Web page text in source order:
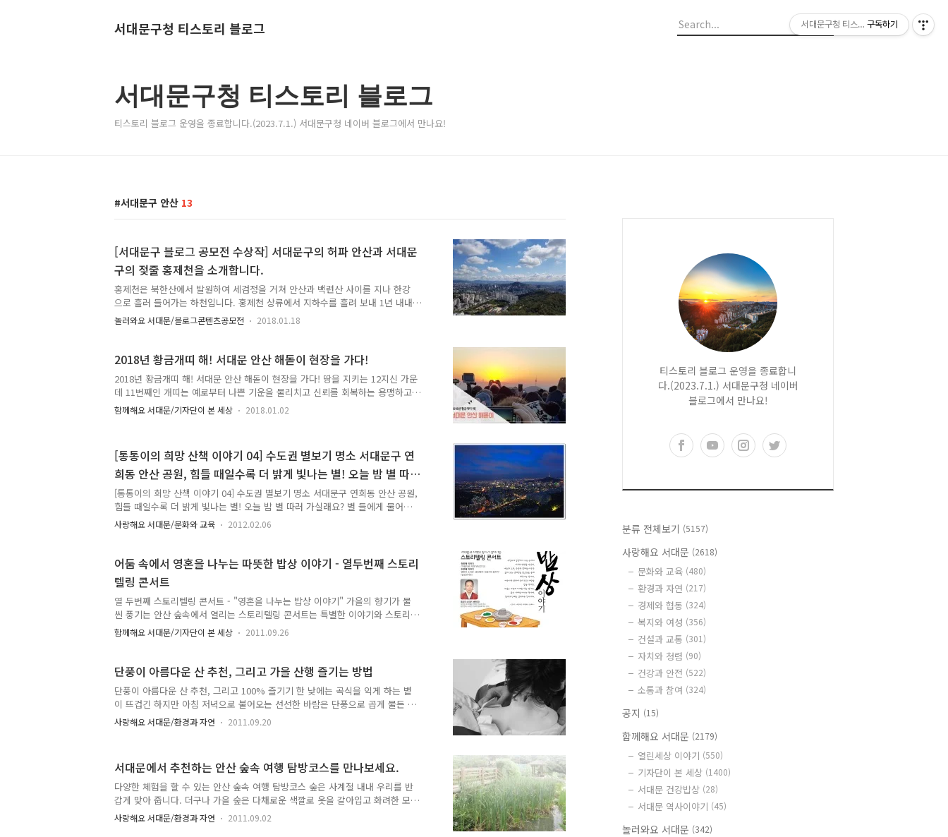
서대문구청 티스토리 블로그
서대문구청 티스토리 블로그
티스토리 블로그 운영을 종료합니다.(2023.7.1.) 서대문구청 네이버 블로그에서 만나요!
서대문구 안산 13
[서대문구 블로그 공모전 수상작] 서대문구의 허파 안산과 서대문
구의 젖줄 홍제천을 소개합니다.
홍제천은 북한산에서 발원하여 세검정을 거쳐 안산과 백련산 사이를 지나 한강
으로 흘러 들어가는 하천입니다. 홍제천 상류에서 지하수를 흘려 보내 1년 내내
맑은 물이 흐로고, 천변에 조성된 수변공원과 운동로는 서울시민들의 휴식과 건
강증진에 많은 기여를 하고 있습니다. 많은 사람들이 휴식하고 즐기는 홍제천 수
천을 따라 한강까지 연결되는 약 5.5km의 수변 운동로는 걷거나 조깅을 하는 보
도와 자전거도로로 구분 조성되어 있어, 사시사철 많은 사람들이 건강증진을 위
해 이용하고 있습니다. 홍제천에는 사시사철 많은 물이 흐르고 있고 오리, 왜가
리, 백로 등의 철새가 먹이활동을 하며 서식지로 삼고 있어 볼거리를 제공하고
있습니다. 뿐만 아니라, ..
놀러와요 서대문/블로그콘텐츠공모전 2018.01.18
2018년 황금개띠 해! 서대문 안산 해돋이 현장을 가다!
2018년 황금개띠 해! 서대문 안산 해돋이 현장을 가다! 땅을 지키는 12지신 가운
데 11번째인 개띠는 예로부터 나쁜 기운을 물리치고 신뢰를 회복하는 용맹하고
충직한 동물이지요. 2018년 올해는 60년 만에 한 번 돌안오는 개띠 해라고 하네
요. 서대문구는 지역 주민과 안산 해맞이 행사를 했는데요. 해를 보러 가는 길에
는 자원봉사자 새벽 5시 반에 나와서 준비를 했다고 하네요. 정말로 고마운 분들
입니다. ▲ 어둠을 밝히는 등불 Tong 지기도 함께 해맞이 볼까요? 추위에도 아
랑곳 없이 무술년(戊戌年) 새해가 솟아오르기만 간절히 기다리고 있었어요. 첫..
함께해요 서대문/기자단이 본 세상 2018.01.02
[통통이의 희망 산책 이야기 04] 수도권 별보기 명소 서대문구 연
희동 안산 공원, 힘들 때일수록 더 밝게 빛나는 별! 오늘 밤 별 따러
가실래요?
[통통이의 희망 산책 이야기 04] 수도권 별보기 명소 서대문구 연희동 안산 공원,
힘들 때일수록 더 밝게 빛나는 별! 오늘 밤 별 따러 가실래요? 별 들에게 물어
봐? 밤하늘을 가득 수놓은 별, 반짝이는 별을 바라보며 연인과 혹은 가족들과 손
을 마주잡고 조그맣게 희망을 속삭이는 그런 밤. 누구의 가슴에나 별에 대한 낭
문에 이제 서울하늘 아래서 반짝이는 별을 보는 건, 그야말로 하늘의 별 따기처
럼 어려운 일이 되었는데요, 그럼에도 불구하고 별에 대한 낭만을 버리지 못한
여러분들의 잠 못 드는 밤을 위해 오늘은 통통이가 수도권 별보기 명소인 서대문
구 연희동 안산 공원을 소개해드리려고 합니다. 특별히 2월 18일부터 26일까지
는 한국..
사랑해요 서대문/문화와 교육 2012.02.06
어둠 속에서 영혼을 나누는 따뜻한 밥상 이야기 - 열두번째 스토리
텔링 콘서트
열 두번째 스토리텔링 콘서트 - "영혼을 나누는 밥상 이야기" 가을의 향기가 물
씬 풍기는 안산 숲속에서 열리는 스토리텔링 콘서트는 특별한 이야기와 스토리
로 매번 다른 감동을 주고 있습니다. 9월 16일, 스토리텔링 열 두 번째 이야기는
한국 사람의 힘이 되는 "밥"에 관한 이야기였는데요. 어둠이 내려 앉은 서대문구
송파에서 오신 사색의 향기 회원들과 서대문구청의 직원분들 그리고 구민들이
참여해 성황을 이루었습니다. 어둠 속 모두가 함께 걷는 길, 외롭지 않았습니다.
^^ 무악정에서 진행된 "영혼을 나누는 밥상 이야기" 콘서트 이번 콘서트는 서대
문안산 북벽의 밥상 바위에서 주먹밥을 먹으면서 도란도란 이야기를 나누는 것
으로 계획되었..
함께해요 서대문/기자단이 본 세상 2011.09.26
단풍이 아름다운 산 추천, 그리고 가을 산행 즐기는 방법
단풍이 아름다운 산 추천, 그리고 100% 즐기기 한 낮에는 곡식을 익게 하는 볕
이 뜨겁긴 하지만 아침 저녁으로 불어오는 선선한 바람은 단풍으로 곱게 물든 산
을 즐기기 가장 좋은 계절. 가을이 왔음을 알려주고 있어요^^ 최근에는 주말 예
능 프로그램 1박2일의 영향으로 캠핑을 즐기는 분들이 많이 늘었죠. 또 이효리나
산을 추천해드리고 또 산행을 100%즐길 수 있는 방법을 알려드릴게요^^ 가을
산행을 계획하고 있는 분들이라면 ‘만세~’를 외치며 반길 오늘의 포스팅을 상쾌
한 마음으로 시작하겠습니다. 지금 바로 떠나볼까요? 아름다운 가을산 100배 즐
기기 안전..
사랑해요 서대문/환경과 자연 2011.09.20
서대문에서 추천하는 안산 숲속 여행 탐방코스를 만나보세요.
다양한 체험을 할 수 있는 안산 숲속 여행 탐방코스 숲은 사계절 내내 우리를 반
갑게 맞아 줍니다. 더구나 가을 숲은 다채로운 색깔로 옷을 갈아입고 화려한 모
양을 뽐내죠. 오늘 TONG이 여러분과 나눌 이야기의 주제는 바로 ‘숲’이랍니다.
서대문구에서 아주 자신 있게 추천하는 안산 숲속 여행 탐방코스를 미리 만나볼
사랑해요 서대문/환경과 자연 2011.09.02
티스토리 블로그 운영을 종료합니
다.(2023.7.1.) 서대문구청 네이버
블로그에서 만나요!
분류 전체보기 (5157)
사랑해요 서대문 (2618)
문화와 교육 (480)
환경과 자연 (217)
경제와 협동 (324)
복지와 여성 (356)
건설과 교통 (301)
자치와 청렴 (90)
건강과 안전 (522)
소통과 참여 (324)
공지 (15)
함께해요 서대문 (2179)
열린세상 이야기 (550)
기자단이 본 세상 (1400)
서대문 건강밥상 (28)
서대문 역사이야기 (45)
놀러와요 서대문 (342)
서대문구청 티스토리 블로그
구독하기